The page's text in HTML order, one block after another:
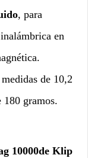
, para
en
de 10,2
gramos.
10000de Klip